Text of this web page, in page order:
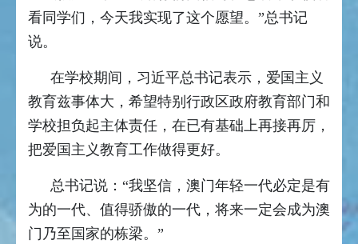
看同学们，今天我实现了这个愿望。”总书记
说。
在学校期间，习近平总书记表示，爱国主义
教育兹事体大，希望特别行政区政府教育部门和
学校担负起主体责任，在已有基础上再接再厉，
把爱国主义教育工作做得更好。
总书记说：“我坚信，澳门年轻一代必定是有
为的一代、值得骄傲的一代，将来一定会成为澳
门乃至国家的栋梁。”